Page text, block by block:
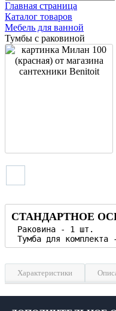
Главная страница
Каталог товаров
Мебель для ванной
Тумбы с раковиной
СТАНДАРТНОЕ
Характеристики